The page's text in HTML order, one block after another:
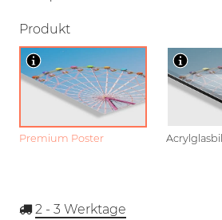
Produkt
Premium Poster
2 - 3 Werktage